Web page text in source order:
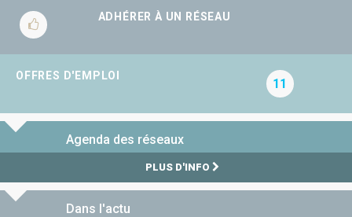
ADHÉRER À UN RÉSEAU
OFFRES D'EMPLOI
11
Agenda des réseaux
PLUS D'INFO
Dans l'actu